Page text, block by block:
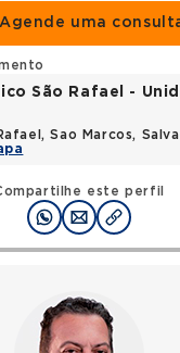
Agende uma
este perfil
São Rafael -
Sao Marcos,